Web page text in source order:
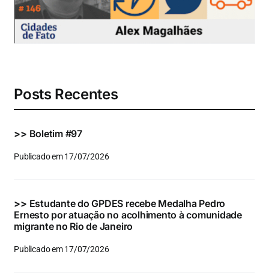
Eventos e Certificados
Comunicação
para:
Posts Recentes
>> Boletim #97
Publicado em 17/07/2026
>> Estudante do GPDES recebe Medalha Pedro
Ernesto por atuação no acolhimento à comunidade
migrante no Rio de Janeiro
Publicado em 17/07/2026